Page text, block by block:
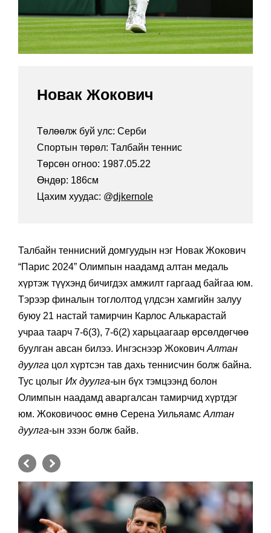
Новак Жокович
Төлөөлж буй улс: Серби
Спортын төрөл: Талбайн теннис
Төрсөн огноо: 1987.05.22
Өндөр: 186см
Цахим хуудас: @djkernole
Талбайн теннисний домгуудын нэг Новак Жокович
“Парис 2024” Олимпын наадамд алтан медаль
хүртэж түүхэнд бичигдэх амжилт гаргаад байгаа юм.
Тэрээр финалын тоглолтод үлдсэн хамгийн залуу
буюу 21 настай тамирчин Карлос Алькарастай
учраа таарч 7-6(3), 7-6(2) харьцаагаар өрсөлдөгчөө
буулган авсан билээ. Ингэснээр Жокович Алтан
дуулга цол хүртсэн тав дахь теннисчин болж байна.
Тус цолыг Их дуулга-ын бүх тэмцээнд болон
Олимпын наадамд аваргалсан тамирчид хүртдэг
юм. Жоковичоос өмнө Серена Уильяамс Алтан
дуулга-ын эзэн болж байв.